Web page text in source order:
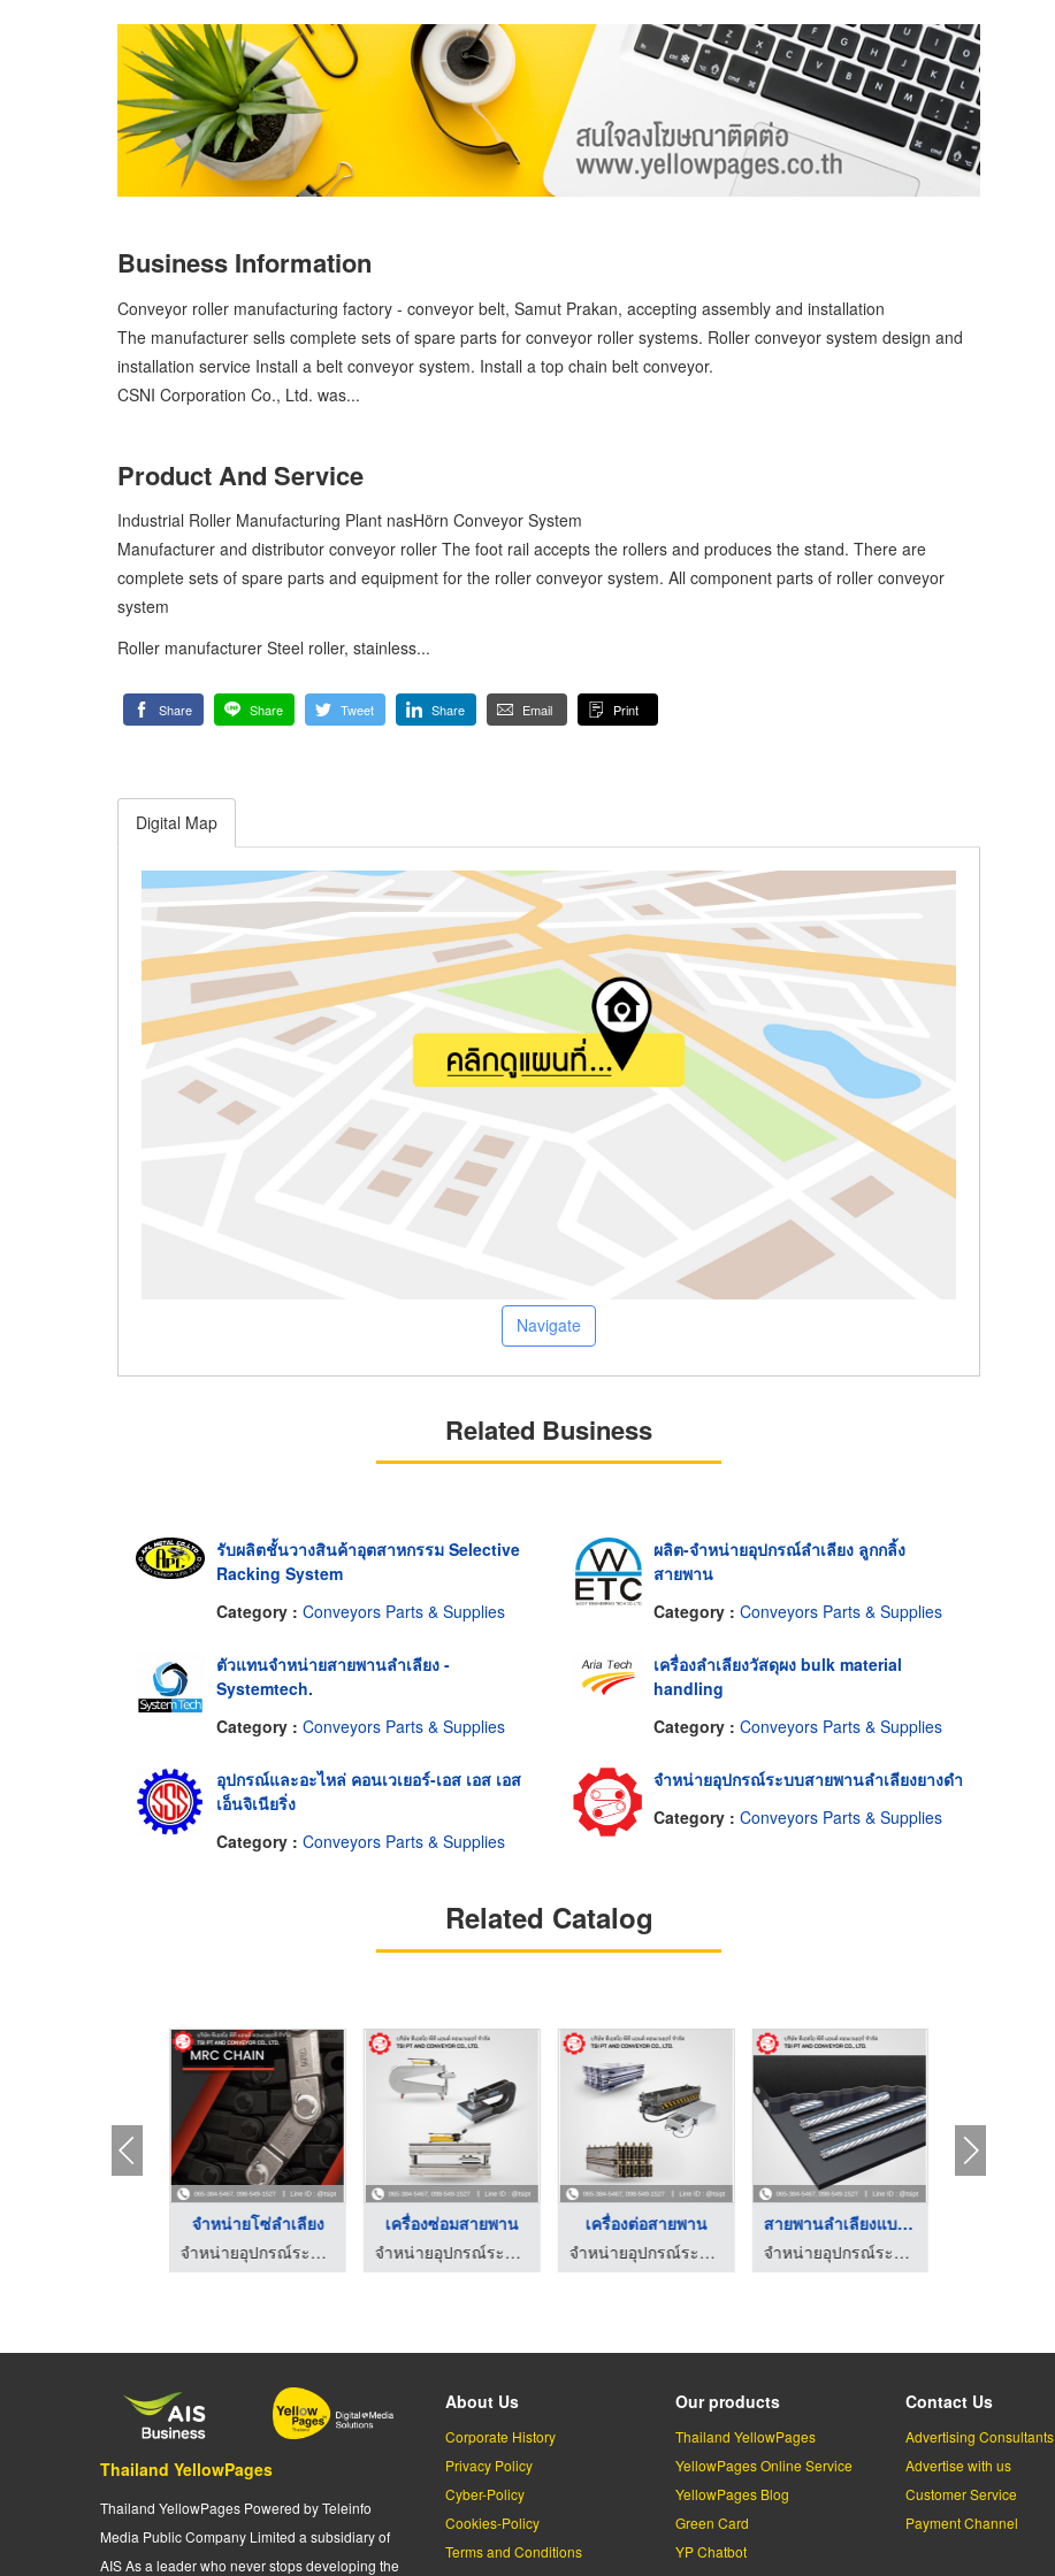
Business Information
Conveyor roller manufacturing factory - conveyor belt, Samut Prakan, accepting assembly and installation
The manufacturer sells complete sets of spare parts for conveyor roller systems. Roller conveyor system design and
installation service Install a belt conveyor system. Install a top chain belt conveyor.
CSNI Corporation Co., Ltd. was...
Product And Service
Industrial Roller Manufacturing Plant nasHörn Conveyor System
Manufacturer and distributor conveyor roller The foot rail accepts the rollers and produces the stand. There are
complete sets of spare parts and equipment for the roller conveyor system. All component parts of roller conveyor
system
Roller manufacturer Steel roller, stainless...
Share Share Tweet Share Email Print
Digital Map
Navigate
Related Business
รับผลิตชั้นวางสินค้าอุตสาหกรรม Selective
Racking System
Category : Conveyors Parts & Supplies
ผลิต-จำหน่ายอุปกรณ์ลำเลียง ลูกกลิ้ง
สายพาน
Category : Conveyors Parts & Supplies
ตัวแทนจำหน่ายสายพานลำเลียง -
Systemtech.
Category : Conveyors Parts & Supplies
เครื่องลำเลียงวัสดุผง bulk material
handling
Category : Conveyors Parts & Supplies
อุปกรณ์และอะไหล่ คอนเวเยอร์-เอส เอส เอส
เอ็นจิเนียริ่ง
Category : Conveyors Parts & Supplies
จำหน่ายอุปกรณ์ระบบสายพานลำเลียงยางดำ
Category : Conveyors Parts & Supplies
Related Catalog
จำหน่ายโซ่ลำเลียง
จำหน่ายอุปกรณ์ระบบสายพานลำเลียงยางดำ
เครื่องซ่อมสายพาน
จำหน่ายอุปกรณ์ระบบสายพานลำเลียงยางดำ
เครื่องต่อสายพาน
จำหน่ายอุปกรณ์ระบบสายพานลำเลียงยางดำ
สายพานลำเลียงแบบลวดส ...
จำหน่ายอุปกรณ์ระบบสายพานลำเลียงยางดำ
Thailand YellowPages
Thailand YellowPages Powered by Teleinfo
Media Public Company Limited a subsidiary of
AIS As a leader who never stops developing the
About Us
Corporate History
Privacy Policy
Cyber-Policy
Cookies-Policy
Terms and Conditions
Our products
Thailand YellowPages
YellowPages Online Service
YellowPages Blog
Green Card
YP Chatbot
Contact Us
Advertising Consultants
Advertise with us
Customer Service
Payment Channel